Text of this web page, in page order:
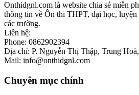
Onthidgnl.com là website chia sẻ miễn
thông tin về Ôn thi THPT, đại học, luyện
các trường.
Liên hệ:
Phone: 0862902394
Địa chỉ: P. Nguyễn Thị Thập, Trung
Mail: info@onthidgnl.com
Chuyên mục chính